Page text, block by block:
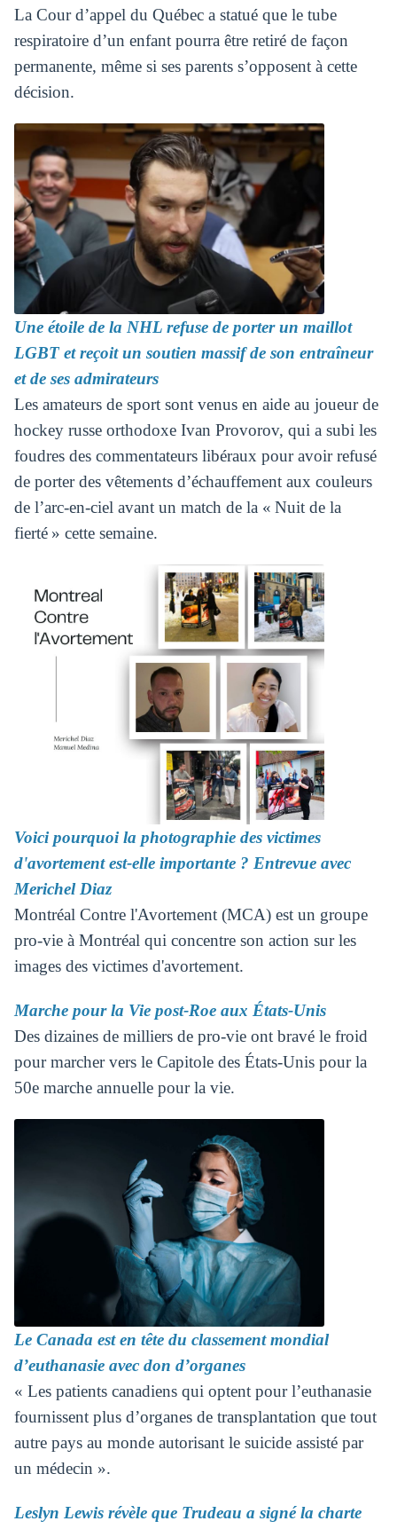
La Cour d’appel du Québec a statué que le tube
respiratoire d’un enfant pourra être retiré de façon
permanente, même si ses parents s’opposent à cette
décision.
Une étoile de la NHL refuse de porter un maillot
LGBT et reçoit un soutien massif de son entraîneur
et de ses admirateurs
Les amateurs de sport sont venus en aide au joueur de
hockey russe orthodoxe Ivan Provorov, qui a subi les
foudres des commentateurs libéraux pour avoir refusé
de porter des vêtements d’échauffement aux couleurs
de l’arc-en-ciel avant un match de la « Nuit de la
fierté » cette semaine.
Voici pourquoi la photographie des victimes
d'avortement est-elle importante ? Entrevue avec
Merichel Diaz
Montréal Contre l'Avortement (MCA) est un groupe
pro-vie à Montréal qui concentre son action sur les
images des victimes d'avortement.
Marche pour la Vie post-Roe aux États-Unis
Des dizaines de milliers de pro-vie ont bravé le froid
pour marcher vers le Capitole des États-Unis pour la
50e marche annuelle pour la vie.
Le Canada est en tête du classement mondial
d’euthanasie avec don d’organes
« Les patients canadiens qui optent pour l’euthanasie
fournissent plus d’organes de transplantation que tout
autre pays au monde autorisant le suicide assisté par
un médecin ».
Leslyn Lewis révèle que Trudeau a signé la charte